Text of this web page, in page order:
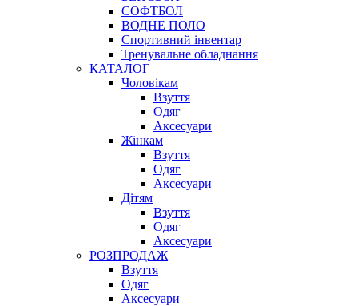
СОФТБОЛ
ВОДНЕ ПОЛО
Спортивний інвентар
Тренувальне обладнання
КАТАЛОГ
Чоловікам
Взуття
Одяг
Аксесуари
Жінкам
Взуття
Одяг
Аксесуари
Дітям
Взуття
Одяг
Аксесуари
РОЗПРОДАЖ
Взуття
Одяг
Аксесуари